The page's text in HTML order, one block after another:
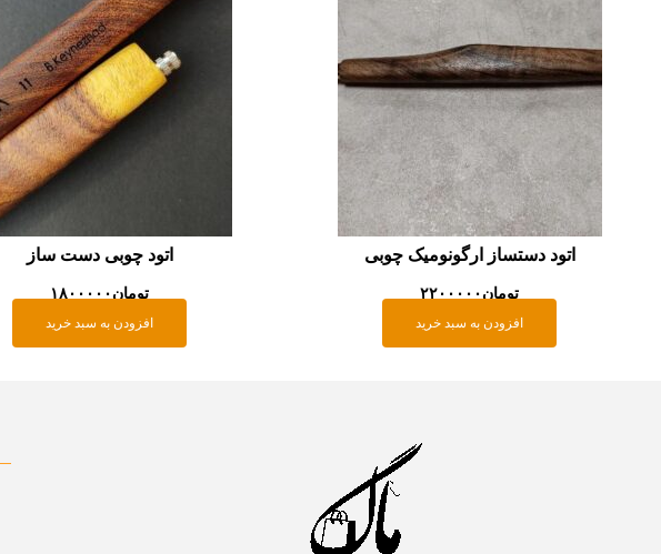
اتود دستساز ارگونومیک چوبی
تومان۲۲۰۰۰۰۰
افزودن به سبد خرید
اتود چوبی دست ساز
تومان۱۸۰۰۰۰۰
افزودن به سبد خرید